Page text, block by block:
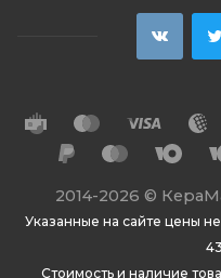
2014-2026 ©
Указанные на сайте цены
Стоимость и наличие